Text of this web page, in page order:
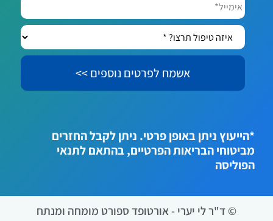
איזה
טיפול
תרצו?
*הייעוץ ניתן באופן פרטי. ניתן לקבל החזרים
מביטוחי הבריאות הפרטיים, בהתאם לתנאי
הפוליסה
© ד"ר לי יערי - אורטופד ספורט מומחה ומנתח